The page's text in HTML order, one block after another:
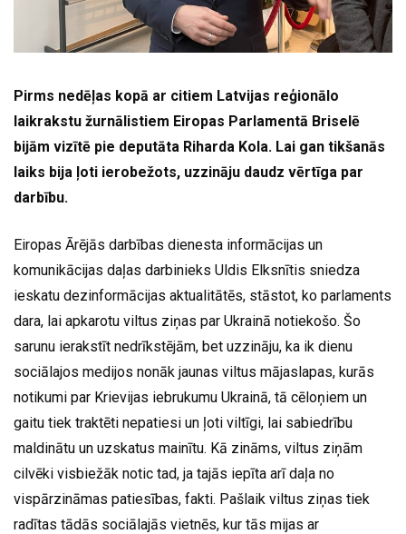
Pirms nedēļas kopā ar citiem Latvijas reģionālo
laikrakstu žurnālistiem Eiropas Parlamentā Briselē
bijām vizītē pie deputāta Riharda Kola. Lai gan tikšanās
laiks bija ļoti ierobežots, uzzināju daudz vērtīga par
darbību.
Eiropas Ārējās darbības dienesta informācijas un
komunikācijas daļas darbinieks Uldis Elksnītis sniedza
ieskatu dezinformācijas aktualitātēs, stāstot, ko parlaments
dara, lai apkarotu viltus ziņas par Ukrainā notiekošo. Šo
sarunu ierakstīt nedrīkstējām, bet uzzināju, ka ik dienu
sociālajos medijos nonāk jaunas viltus mājaslapas, kurās
notikumi par Krievijas iebrukumu Ukrainā, tā cēloņiem un
gaitu tiek traktēti nepatiesi un ļoti viltīgi, lai sabiedrību
maldinātu un uzskatus mainītu. Kā zināms, viltus ziņām
cilvēki visbiežāk notic tad, ja tajās iepīta arī daļa no
vispārzināmas patiesības, fakti. Pašlaik viltus ziņas tiek
radītas tādās sociālajās vietnēs, kur tās mijas ar